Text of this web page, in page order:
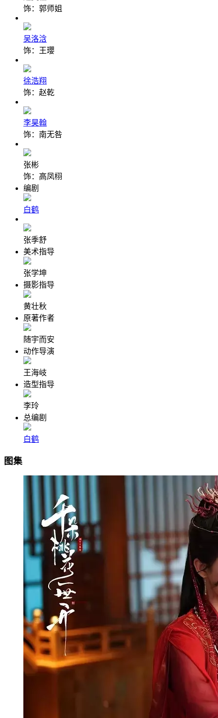
饰：郭师姐
吴洛浛
饰：王瓔
徐浩翔
饰：赵乾
李昊翰
饰：南无咎
张彬
饰：高凤栩
编剧
白鹤
张季舒
美术指导
张学坤
摄影指导
黄壮秋
原著作者
随宇而安
动作导演
王海岐
造型指导
李玲
总编剧
白鹤
图集